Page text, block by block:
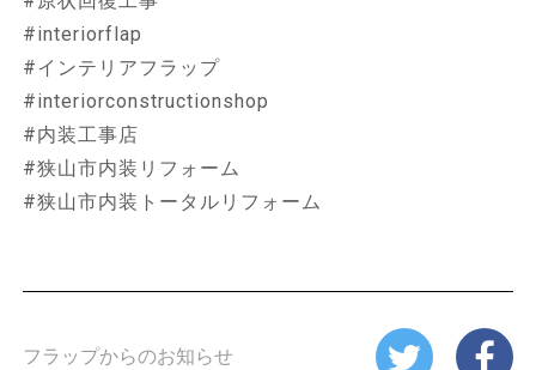
#interiorflap
#インテリアフラップ
#interiorconstructionshop
#内装工事店
#狭山市内装リフォーム
#狭山市内装トータルリフォーム
フラップからのお知らせ